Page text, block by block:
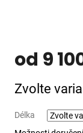
od 9
cena:
Zvolte
Délka